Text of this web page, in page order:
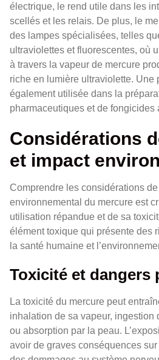
électrique, le rend utile dans les
scellés et les relais. De plus, le
des lampes spécialisées, telles
ultraviolettes et fluorescentes, où
à travers la vapeur de mercure
riche en lumière ultraviolette. Une
également utilisée dans la
pharmaceutiques et de fongicides
Considérations
et impact
Comprendre les considérations
environnemental du mercure est
utilisation répandue et de sa
élément toxique qui présente des
la santé humaine et
Toxicité et dangers
La toxicité du mercure peut
inhalation de sa vapeur, ingestion
ou absorption par la peau.
avoir de graves conséquences